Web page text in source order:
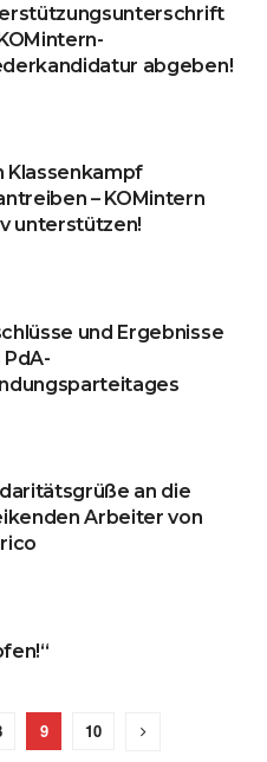
abgeben!
Klassenkampf
– KOMintern
unterstützen!
und Ergebnisse
PdA-
an die
Arbeiter von
9 10